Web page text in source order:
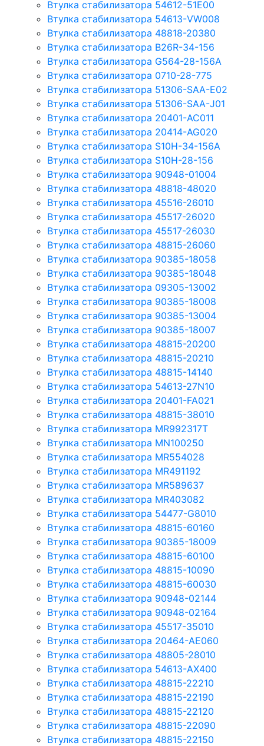
Втулка стабилизатора 54612-51E00
Втулка стабилизатора 54613-VW008
Втулка стабилизатора 48818-20380
Втулка стабилизатора B26R-34-156
Втулка стабилизатора G564-28-156A
Втулка стабилизатора 0710-28-775
Втулка стабилизатора 51306-SAA-E02
Втулка стабилизатора 51306-SAA-J01
Втулка стабилизатора 20401-AC011
Втулка стабилизатора 20414-AG020
Втулка стабилизатора S10H-34-156A
Втулка стабилизатора S10H-28-156
Втулка стабилизатора 90948-01004
Втулка стабилизатора 48818-48020
Втулка стабилизатора 45516-26010
Втулка стабилизатора 45517-26020
Втулка стабилизатора 45517-26030
Втулка стабилизатора 48815-26060
Втулка стабилизатора 90385-18058
Втулка стабилизатора 90385-18048
Втулка стабилизатора 09305-13002
Втулка стабилизатора 90385-18008
Втулка стабилизатора 90385-13004
Втулка стабилизатора 90385-18007
Втулка стабилизатора 48815-20200
Втулка стабилизатора 48815-20210
Втулка стабилизатора 48815-14140
Втулка стабилизатора 54613-27N10
Втулка стабилизатора 20401-FA021
Втулка стабилизатора 48815-38010
Втулка стабилизатора MR992317T
Втулка стабилизатора MN100250
Втулка стабилизатора MR554028
Втулка стабилизатора MR491192
Втулка стабилизатора MR589637
Втулка стабилизатора MR403082
Втулка стабилизатора 54477-G8010
Втулка стабилизатора 48815-60160
Втулка стабилизатора 90385-18009
Втулка стабилизатора 48815-60100
Втулка стабилизатора 48815-10090
Втулка стабилизатора 48815-60030
Втулка стабилизатора 90948-02144
Втулка стабилизатора 90948-02164
Втулка стабилизатора 45517-35010
Втулка стабилизатора 20464-AE060
Втулка стабилизатора 48805-28010
Втулка стабилизатора 54613-AX400
Втулка стабилизатора 48815-22210
Втулка стабилизатора 48815-22190
Втулка стабилизатора 48815-22120
Втулка стабилизатора 48815-22090
Втулка стабилизатора 48815-22150